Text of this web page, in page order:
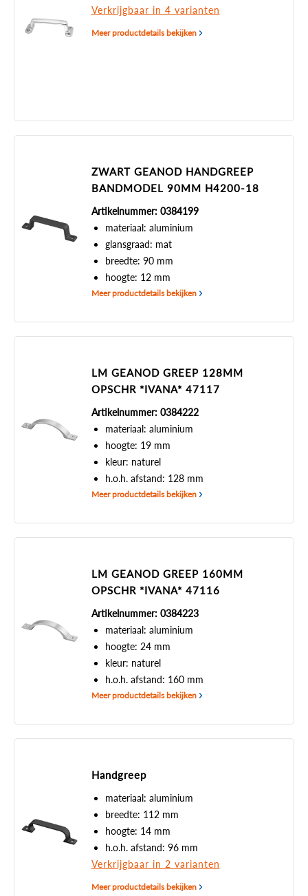
Verkrijgbaar in 4 varianten
Meer productdetails bekijken
ZWART GEANOD HANDGREEP
BANDMODEL 90MM H4200-18
Artikelnummer: 0384199
materiaal: aluminium
glansgraad: mat
breedte: 90 mm
hoogte: 12 mm
Meer productdetails bekijken
LM GEANOD GREEP 128MM
OPSCHR *IVANA* 47117
Artikelnummer: 0384222
materiaal: aluminium
hoogte: 19 mm
kleur: naturel
h.o.h. afstand: 128 mm
Meer productdetails bekijken
LM GEANOD GREEP 160MM
OPSCHR *IVANA* 47116
Artikelnummer: 0384223
materiaal: aluminium
hoogte: 24 mm
kleur: naturel
h.o.h. afstand: 160 mm
Meer productdetails bekijken
Handgreep
materiaal: aluminium
breedte: 112 mm
hoogte: 14 mm
h.o.h. afstand: 96 mm
Verkrijgbaar in 2 varianten
Meer productdetails bekijken